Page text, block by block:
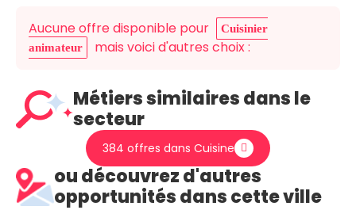
Aucune offre disponible pour
Cuisinier
animateur
mais voici d'autres choix :
Métiers similaires dans le
secteur
384 offres dans Cuisine
ou découvrez d'autres
opportunités dans cette ville